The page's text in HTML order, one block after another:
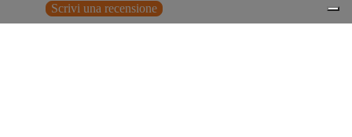
Scrivi una recensione